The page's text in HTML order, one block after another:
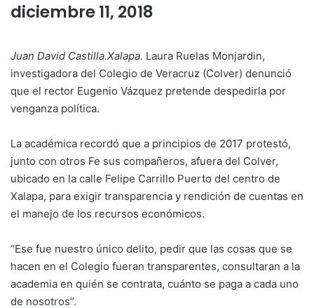
diciembre 11, 2018
Juan David Castilla.Xalapa. Laura Ruelas Monjardin,
investigadora del Colegio de Veracruz (Colver) denunció
que el rector Eugenio Vázquez pretende despedirla por
venganza política.
La académica recordó que a principios de 2017 protestó,
junto con otros Fe sus compañeros, afuera del Colver,
ubicado en la calle Felipe Carrillo Puerto del centro de
Xalapa, para exigir transparencia y rendición de cuentas en
el manejo de los recursos económicos.
“Ese fue nuestro único delito, pedir que las cosas que se
hacen en el Colegio fueran transparentes, consultaran a la
academia en quién se contrata, cuánto se paga a cada uno
de nosotros”.